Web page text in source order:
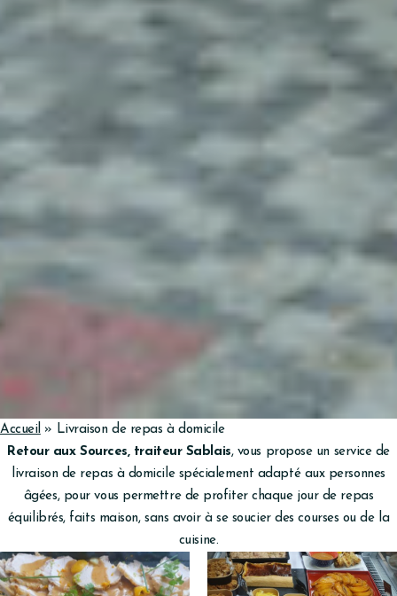
Accueil» Livraison de repas à domicile
Retour aux Sources, traiteur Sablais, vous propose un service de
livraison de repas à domicile spécialement adapté aux personnes
âgées, pour vous permettre de profiter chaque jour de repas
équilibrés, faits maison, sans avoir à se soucier des courses ou de la
cuisine.